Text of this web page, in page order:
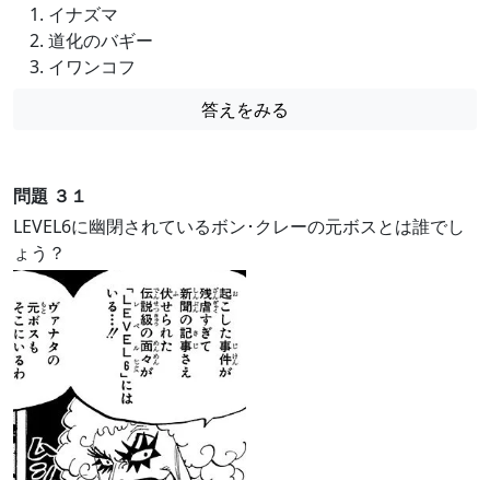
イナズマ
道化のバギー
イワンコフ
答えをみる
問題 ３１
LEVEL6に幽閉されているボン･クレーの元ボスとは誰でし
ょう？